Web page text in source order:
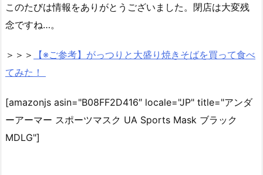
このたびは情報をありがとうございました。閉店は大変残
念ですね…。
＞＞＞
【※ご参考】がっつりと大盛り焼きそばを買って食べ
てみた！
[amazonjs asin="B08FF2D416″ locale="JP" title="アンダ
ーアーマー スポーツマスク UA Sports Mask ブラック
MDLG"]